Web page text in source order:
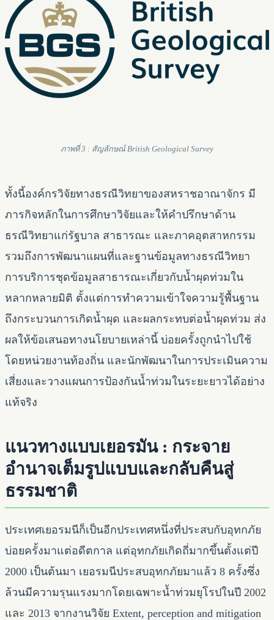
ภาพที่ 3 : สัญลักษณ์ British Geological Survey
ทั้งนี้องค์กรวิจัยทางธรณีวิทยาของสหราชอาณาจักร มี
ภารกิจหลักในการศึกษาวิจัยและให้คำปรึกษาด้าน
ธรณีวิทยาแก่รัฐบาล สาธารณะ และภาคอุตสาหกรรม
รวมถึงการพัฒนาแผนที่และฐานข้อมูลทางธรณีวิทยา
การบริการชุดข้อมูลสาธารณะเกี่ยวกับน้ำผุดท่วมใน
หลากหลายมิติ ตั้งแต่การทำความเข้าใจความรู้พื้นฐาน
ถึงกระบวนการเกิดน้ำผุด และผลกระทบต่อน้ำผุดท่วม ส่ง
ผลให้ข้อเสนอทางนโยบายเหล่านี้ บ่อยครั้งถูกนำไปใช้
โดยหน่วยงานท้องถิ่น และนักพัฒนาในการประเมินความ
เสี่ยงและวางแผนการป้องกันน้ำท่วมในระยะยาวได้อย่าง
แท้จริง
แนวทางแบบเยอรมัน : กระจาย
อำนาจเต็มรูปแบบและกลับคืนสู่
ธรรมชาติ
ประเทศเยอรมนีก็เป็นอีกประเทศหนึ่งที่ประสบกับอุทกภัย
บ่อยครั้งมาแต่อดีตกาล แต่อุทกภัยเกิดถี่มากขึ้นตั้งแต่ปี
2000 เป็นต้นมา เยอรมนีประสบอุทกภัยมาแล้ว 8 ครั้งซึ่ง
ล้วนมีความรุนแรงมากโดยเฉพาะน้ำท่วมยุโรปในปี 2002
และ 2013 จากงานวิจัย Extent, perception and mitigation